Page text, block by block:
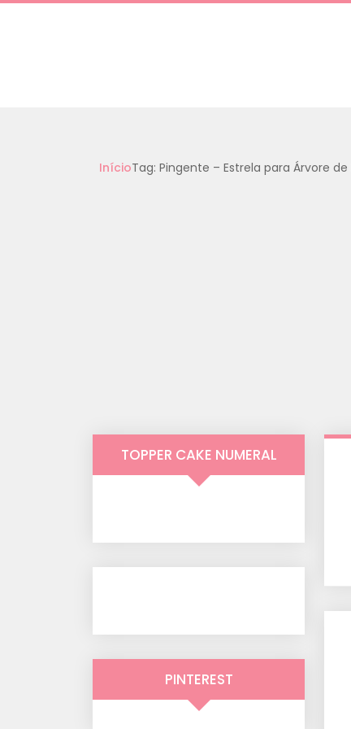
InícioTag: Pingente – Estrela para Árvore de
TOPPER CAKE NUMERAL
PINTEREST